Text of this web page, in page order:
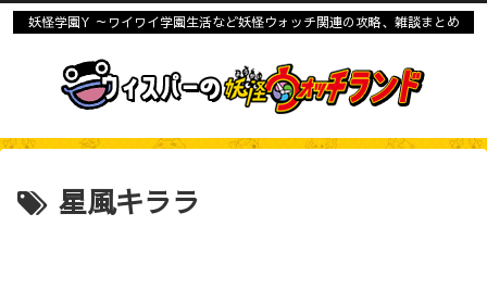
妖怪学園Y ～ワイワイ学園生活など妖怪ウォッチ関連の攻略、雑談まとめ
星風キララ